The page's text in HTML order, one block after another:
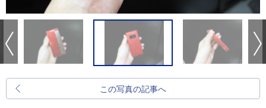
この写真の記事へ